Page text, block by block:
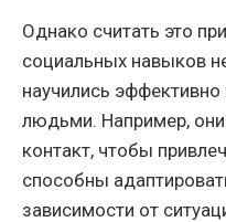
Однако считать это
социальных навыков
научились
людьми. Например,
контакт, чтобы
способны
зависимости от